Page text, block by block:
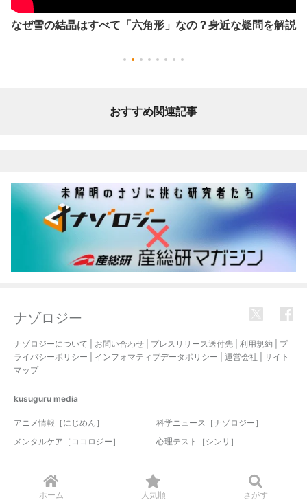
ホーム 人気順 さがす
なぜ雪の結晶はすべて「六角形」なの？身近な疑問を解説
おすすめ関連記事
ナゾロジー
ナゾロジーについて お問い合わせ プレスリリース送付先 利用規約
プ
ライバシーポリシー
インフォマティブデータポリシー 運営会社
サイト
マップ
kusuguru media
アニメ情報［にじめん］
科学ニュース［ナゾロジー］
メンタルケア［ココロジー］
心理テスト［シンリ］
© 2017-2026 nazology. all rights reserved.